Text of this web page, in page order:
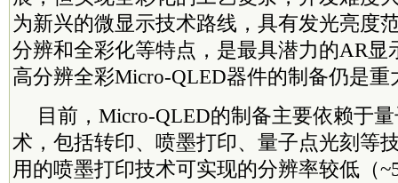
为新兴的微显示技术路线，具有发光亮度
分辨和全彩化等特点，是最具潜力的AR显
高分辨全彩Micro-QLED器件的制备仍是重
目前，Micro-QLED的制备主要依赖于
术，包括转印、喷墨打印、量子点光刻等
用的喷墨打印技术可实现的分辨率较低（